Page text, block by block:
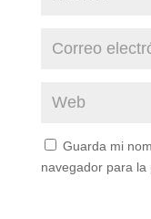
Guarda mi
navegador para la